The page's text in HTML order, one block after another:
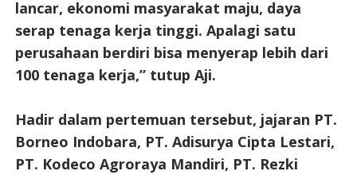
lancar, ekonomi masyarakat maju, daya
serap tenaga kerja tinggi. Apalagi satu
perusahaan berdiri bisa menyerap lebih dari
100 tenaga kerja,” tutup Aji.
Hadir dalam pertemuan tersebut, jajaran PT.
Borneo Indobara, PT. Adisurya Cipta Lestari,
PT. Kodeco Agroraya Mandiri, PT. Rezki